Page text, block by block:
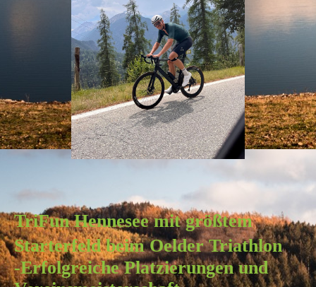
TriFun Hennesee mit größtem
Starterfeld beim Oelder Triathlon
-Erfolgreiche Platzierungen und